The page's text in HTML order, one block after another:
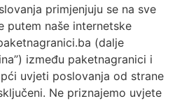
primjenjuju se na sve
putem naše internetske
(dalje
između paketnagranici i
uvjeti poslovanja od strane
Ne priznajemo uvjete